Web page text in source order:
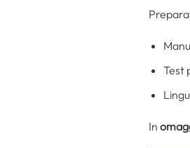
Test
In